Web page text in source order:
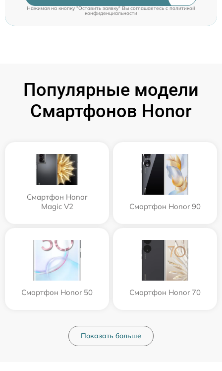
Нажимая на кнопку "Оставить заявку" Вы соглашаетесь cполитикой
конфиденциальности
Популярные модели
Смартфонов Honor
Смартфон Honor
Magic V2
Смартфон Honor 90
Смартфон Honor 50 Смартфон Honor 70
Показать больше